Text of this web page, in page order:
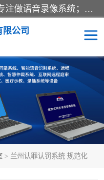
深圳鼎立宏泰科技有限公司专注做语音录像系统；主要服务有：约谈室同步录音录像系统、设计数字询问同步录音录像、数字约谈室同步录音录像、公开听证室、智慧庭审、智能语音识别转写、远程提讯（提审）、记录仪、远程指挥综合管理平台、录播系统等
公司
> 兰州认罪认罚系统 规范化
便携式审讯设备
听证室
语音识别